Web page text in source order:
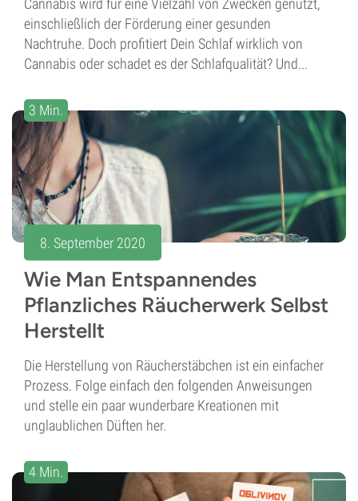
Cannabis wird für eine Vielzahl von Zwecken genutzt,
einschließlich der Förderung einer gesunden
Nachtruhe. Doch profitiert Dein Schlaf wirklich von
Cannabis oder schadet es der Schlafqualität? Und...
3 Min.
8. September 2020
Wie Man Entspannendes
Pflanzliches Räucherwerk Selbst
Herstellt
Die Herstellung von Räucherstäbchen ist ein einfacher
Prozess. Folge einfach den folgenden Anweisungen
und stelle ein paar wunderbare Kreationen mit
unglaublichen Düften her.
4 Min.